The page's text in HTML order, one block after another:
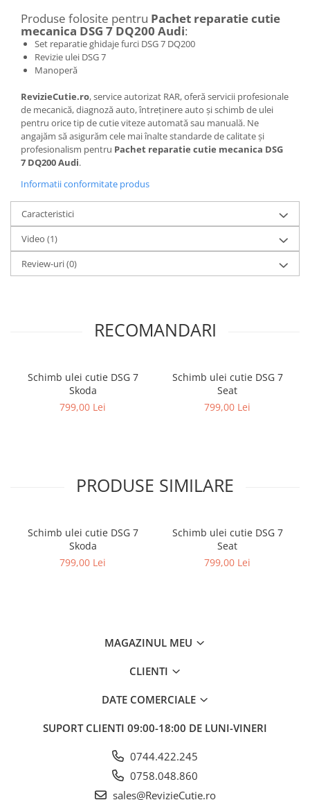
Produse folosite pentru Pachet reparatie cutie
mecanica DSG 7 DQ200 Audi:
Set reparatie ghidaje furci DSG 7 DQ200
Revizie ulei DSG 7
Manoperă
RevizieCutie.ro, service autorizat RAR, oferă servicii profesionale
de mecanică, diagnoză auto, întreținere auto și schimb de ulei
pentru orice tip de cutie viteze automată sau manuală. Ne
angajăm să asigurăm cele mai înalte standarde de calitate și
profesionalism pentru Pachet reparatie cutie mecanica DSG
7 DQ200 Audi.
Informatii conformitate produs
Caracteristici
Video (1)
Review-uri(0)
RECOMANDARI
Schimb ulei cutie DSG 7
Skoda
799,00 Lei
Schimb ulei cutie DSG 7
Seat
799,00 Lei
PRODUSE SIMILARE
Schimb ulei cutie DSG 7
Skoda
799,00 Lei
Schimb ulei cutie DSG 7
Seat
799,00 Lei
MAGAZINUL MEU
CLIENTI
DATE COMERCIALE
SUPORT CLIENTI 09:00-18:00 DE LUNI-VINERI
0744.422.245
0758.048.860
sales@RevizieCutie.ro